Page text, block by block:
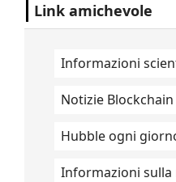
Link amichevole
Informazioni
Notizie Blockchain
Hubble ogni
Informazioni sulla